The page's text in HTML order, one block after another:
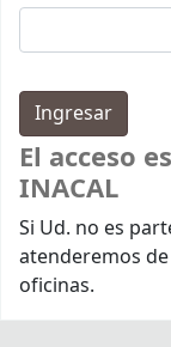
El acceso
INACAL
Si Ud. no es
atenderemos
oficinas.